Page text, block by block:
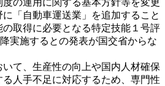
の運用に関する基本方針等を変更
「自動車運送業」を追加すること
取得に必要となる特定技能１号評
実施するとの発表が国交省からな
て、生産性の向上や国内人材確保
人手不足に対応するため、専門性